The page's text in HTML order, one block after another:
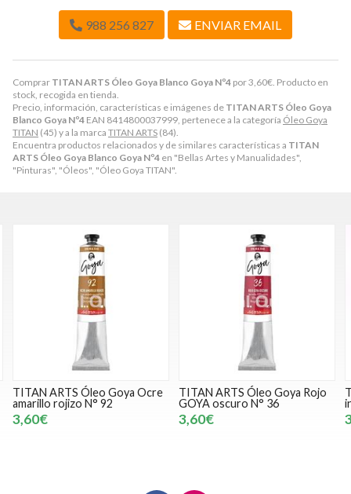
Comprar TITAN ARTS Óleo Goya Blanco Goya Nº4 por3,60€. Producto en
stock, recogida en tienda.
Precio, información, características e imágenes de TITAN ARTS Óleo Goya
Blanco Goya Nº4 EAN 8414800037999, pertenece a la categoría Óleo Goya
TITAN (45) y a la marca TITAN ARTS (84).
Encuentra productos relacionados y de similares características a TITAN
ARTS Óleo Goya Blanco Goya Nº4 en "Bellas Artes y Manualidades",
"Pinturas", "Óleos", "Óleo Goya TITAN".
988 256 827 ENVIAR EMAIL
TITAN ARTS Óleo Goya Rojo
GOYA oscuro N° 36
3,60€
TITAN ARTS Óleo Goya Rojo
inglés claro N° 100
3,60€